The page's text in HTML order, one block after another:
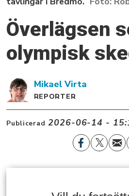
Överlägsen
olympisk
Mikael Virta
REPORTER
Publicerad 2026-06-14 -